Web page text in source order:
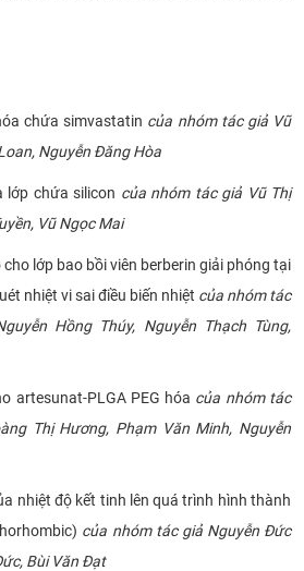
chứa simvastatin của nhóm tác giả Vũ
Nguyễn Đăng Hòa
lớp chứa silicon của nhóm tác giả Vũ Thị
Vũ Ngọc Mai
lớp bao bồi viên berberin giải phóng tại
nhiệt vi sai điều biến nhiệt của nhóm tác
Hồng Thúy, Nguyễn Thạch Tùng,
artesunat-PLGA PEG hóa của nhóm tác
Thị Hương, Phạm Văn Minh, Nguyễn
nhiệt độ kết tinh lên quá trình hình thành
của nhóm tác giả Nguyễn Đức
Bùi Văn Đạt